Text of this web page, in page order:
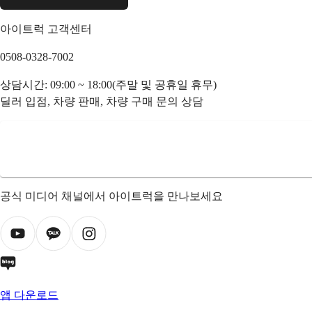
아이트럭 고객센터
0508-0328-7002
상담시간: 09:00 ~ 18:00(주말 및 공휴일 휴무)
딜러 입점, 차량 판매, 차량 구매 문의 상담
공식 미디어 채널에서 아이트럭을 만나보세요
앱 다운로드